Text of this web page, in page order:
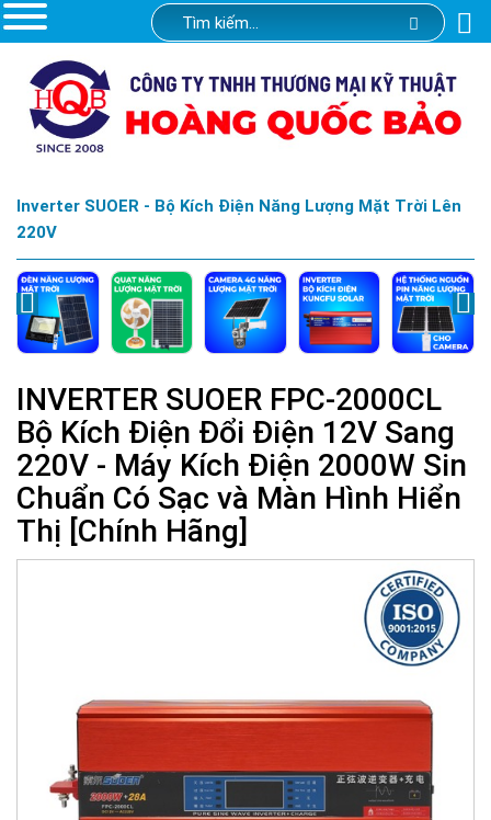
Inverter SUOER - Bộ Kích Điện Năng Lượng Mặt Trời Lên
220V
INVERTER SUOER FPC-2000CL
Bộ Kích Điện Đổi Điện 12V Sang
220V - Máy Kích Điện 2000W Sin
Chuẩn Có Sạc và Màn Hình Hiển
Thị [Chính Hãng]